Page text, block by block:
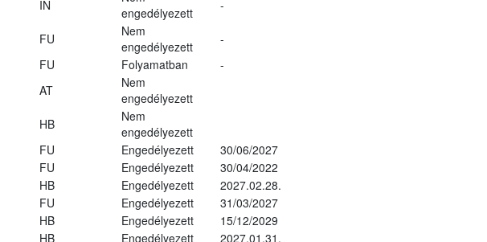
IN
engedélyezett
-
FU
Nem
engedélyezett
-
FU Folyamatban
-
AT
Nem
engedélyezett
HB
Nem
engedélyezett
FU Engedélyezett
30/06/2027
FU Engedélyezett
30/04/2022
HB Engedélyezett
2027.02.28.
FU Engedélyezett
31/03/2027
HB Engedélyezett
15/12/2029
HB Engedélyezett 2027.01.31.